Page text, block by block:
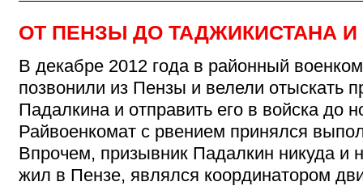
ОТ ПЕНЗЫ ДО ТАДЖИКИСТАНА И
В декабре 2012 года в районный
позвонили из Пензы и велели отыскать
Падалкина и отправить его в войска до
Райвоенкомат с рвением принялся
Впрочем, призывник Падалкин никуда и
жил в Пензе, являлся координатором